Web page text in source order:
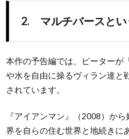
2. マルチバースとい
本作の予告編では、ピーターが
や水を自由に操るヴィラン達と
されています。
『アイアンマン』（2008）か
界を自らの住む世界と地続きに